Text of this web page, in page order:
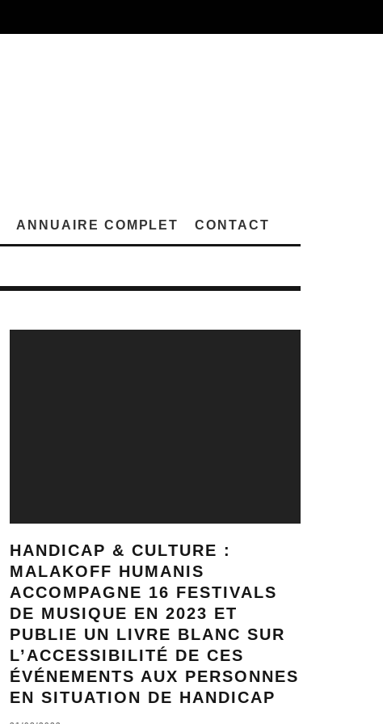
ANNUAIRE COMPLET CONTACT
HANDICAP & CULTURE :
MALAKOFF HUMANIS
ACCOMPAGNE 16 FESTIVALS
DE MUSIQUE EN 2023 ET
PUBLIE UN LIVRE BLANC SUR
L’ACCESSIBILITÉ DE CES
ÉVÉNEMENTS AUX PERSONNES
EN SITUATION DE HANDICAP